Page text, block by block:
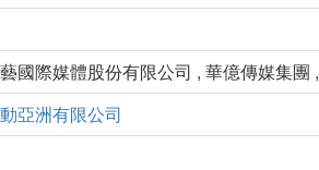
國際媒體股份有限公司 , 華億傳媒集團 ,
亞洲有限公司